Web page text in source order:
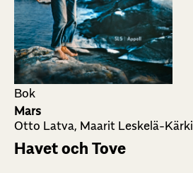
Bok
Mars
Otto Latva, Maarit Leskelä-Kärki
Havet och Tove